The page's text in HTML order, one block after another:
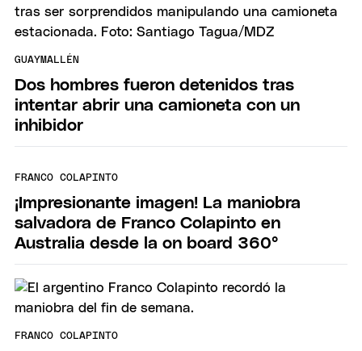
GUAYMALLÉN
Dos hombres fueron detenidos tras
intentar abrir una camioneta con un
inhibidor
FRANCO COLAPINTO
¡Impresionante imagen! La maniobra
salvadora de Franco Colapinto en
Australia desde la on board 360°
FRANCO COLAPINTO